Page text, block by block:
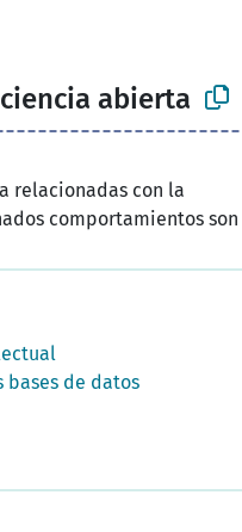
abierta
relacionadas con la
comportamientos son
bases de datos